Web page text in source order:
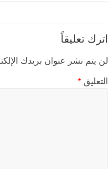
اترك تعليقاً
لن يتم نشر عنوان بريدك
التعليق *